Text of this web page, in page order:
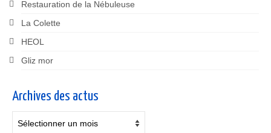
Restauration de la Nébuleuse
La Colette
HEOL
Gliz mor
Archives des actus
des